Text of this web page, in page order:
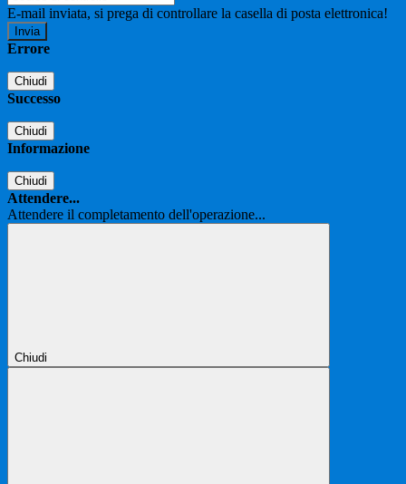
E-mail inviata, si prega di controllare la casella di posta elettronica!
Errore
Chiudi
Successo
Chiudi
Informazione
Chiudi
Attendere...
Attendere il completamento dell'operazione...
Chiudi